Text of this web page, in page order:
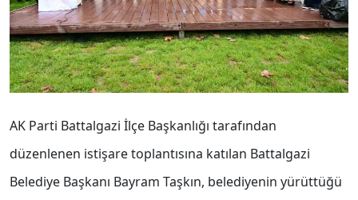
AK Parti Battalgazi İlçe Başkanlığı tarafından
düzenlenen istişare toplantısına katılan Battalgazi
Belediye Başkanı Bayram Taşkın, belediyenin yürüttüğü